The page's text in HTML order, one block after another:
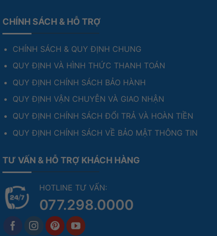
CHÍNH SÁCH & HỖ TRỢ
CHÍNH SÁCH & QUY ĐỊNH CHUNG
QUY ĐỊNH VÀ HÌNH THỨC THANH TOÁN
QUY ĐỊNH CHÍNH SÁCH BẢO HÀNH
QUY ĐỊNH VẬN CHUYỄN VÀ GIAO NHẬN
QUY ĐỊNH CHÍNH SÁCH ĐỔI TRẢ VÀ HOÀN TIỀN
QUY ĐỊNH CHÍNH SÁCH VỀ BẢO MẬT THÔNG TIN
TƯ VẤN & HỖ TRỢ KHÁCH HÀNG
HOTLINE TƯ VẤN:
077.298.0000